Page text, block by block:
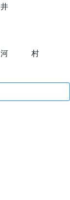
村